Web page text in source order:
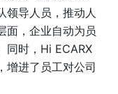
领导人员，推动人
面，企业自动为员
同时，Hi ECARX
增进了员工对公司